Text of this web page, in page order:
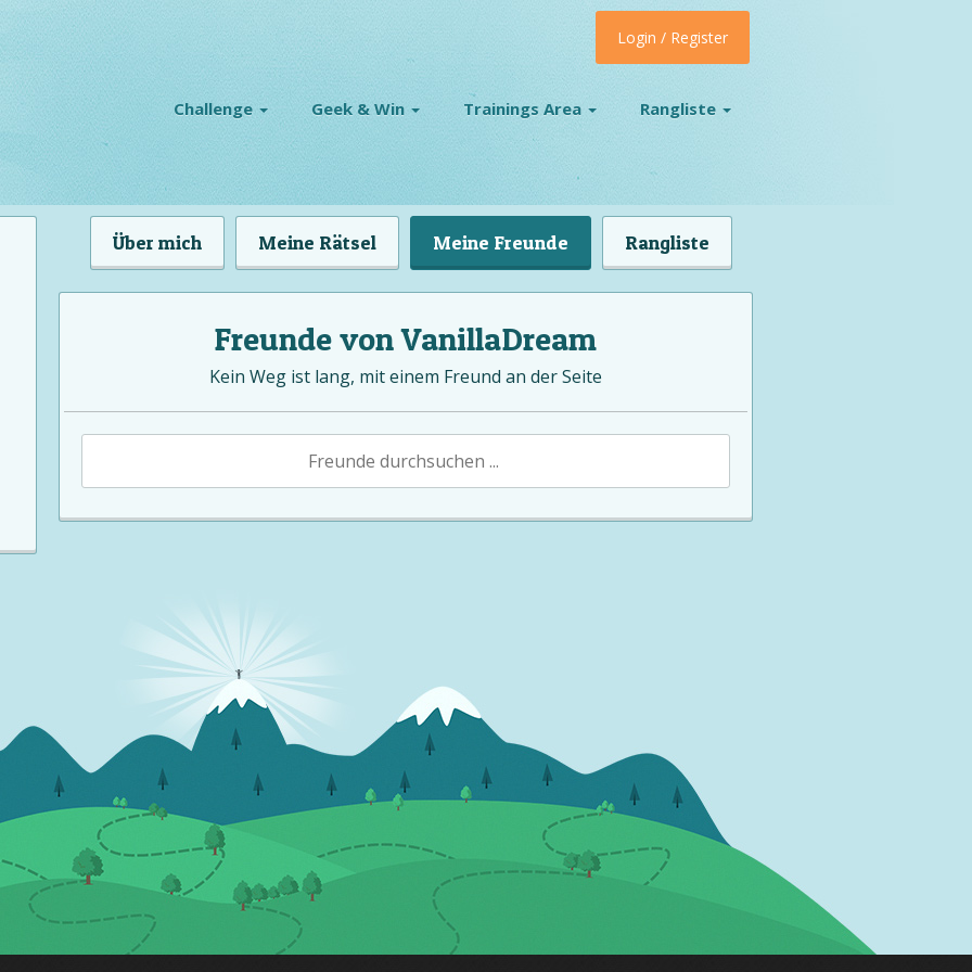
Challenge Geek & Win Trainings Area Rangliste
Login / Register
Über mich Meine Rätsel Meine Freunde Rangliste
Freunde von VanillaDream
Kein Weg ist lang, mit einem Freund an der Seite